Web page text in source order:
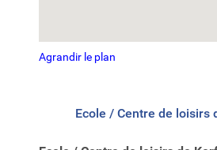
Agrandir le plan
Ecole / Centre de loisirs